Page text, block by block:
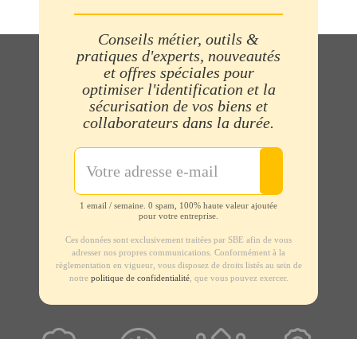
Conseils métier, outils &
pratiques d'experts, nouveautés
et offres spéciales pour
optimiser l'identification et la
sécurisation de vos biens et
collaborateurs dans la durée.
1 email / semaine. 0 spam, 100% haute valeur ajoutée
pour votre entreprise.
Ces données sont exclusivement traitées par SBE afin de vous
adresser nos propres communications. Conformément à la
règlementation en vigueur, vous disposez de droits listés au sein de
notre politique de confidentialité, que vous pouvez exercer.